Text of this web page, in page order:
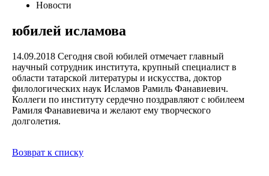
Новости
юбилей исламова
14.09.2018 Сегодня свой юбилей отмечает главный
научный сотрудник института, крупный специалист в
области татарской литературы и искусства, доктор
филологических наук Исламов Рамиль Фанавиевич.
Коллеги по институту сердечно поздравляют с юбилеем
Рамиля Фанавиевича и желают ему творческого
долголетия.
Возврат к списку